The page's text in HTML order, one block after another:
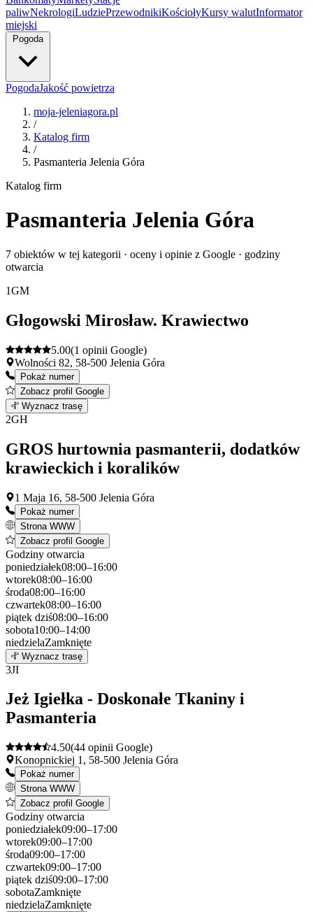
paliwNekrologiLudziePrzewodnikiKościołyKursy walutInformator
miejski
Pogoda
PogodaJakość powietrza
moja-jeleniagora.pl
/
Katalog firm
/
Pasmanteria Jelenia Góra
Katalog firm
Pasmanteria Jelenia Góra
7 obiektów w tej kategorii · oceny i opinie z Google · godziny
otwarcia
1GM
Głogowski Mirosław. Krawiectwo
5.00(1 opinii Google)
Wolności 82, 58-500 Jelenia Góra
Pokaż numer
Zobacz profil Google
+
Wyznacz trasę
2GH
GROS hurtownia pasmanterii, dodatków
krawieckich i koralików
1 Maja 16, 58-500 Jelenia Góra
Pokaż numer
Strona WWW
Zobacz profil Google
Godziny otwarcia
poniedziałek08:00–16:00
wtorek08:00–16:00
środa08:00–16:00
czwartek08:00–16:00
piątek dziś08:00–16:00
sobota10:00–14:00
niedzielaZamknięte
+
−
Wyznacz trasę
3JI
Jeż Igiełka - Doskonałe Tkaniny i
Pasmanteria
4.50(44 opinii Google)
Konopnickiej 1, 58-500 Jelenia Góra
Pokaż numer
Strona WWW
Zobacz profil Google
Godziny otwarcia
poniedziałek09:00–17:00
wtorek09:00–17:00
środa09:00–17:00
czwartek09:00–17:00
piątek dziś09:00–17:00
sobotaZamknięte
niedzielaZamknięte